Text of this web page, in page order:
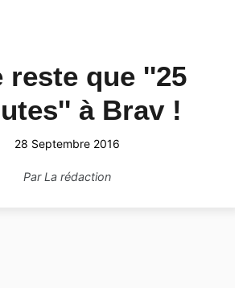
reste que ''25
à Brav !
28 Septembre 2016
ParLa rédaction